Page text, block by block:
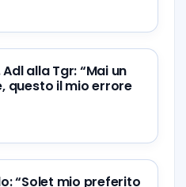
Adl alla Tgr: “Mai un
questo il mio errore
“Solet mio preferito